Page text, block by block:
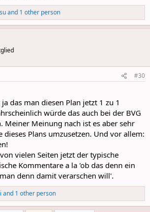
and 1 other person
#30
das man diesen Plan jetzt 1 zu 1
würde das auch bei der BVG
Meiner Meinung nach ist es aber sehr
dieses Plans umzusetzen. Und vor allem:
vielen Seiten jetzt der typische
Kommentare a la 'ob das denn ein
denn damit verarschen will'.
and 1 other person